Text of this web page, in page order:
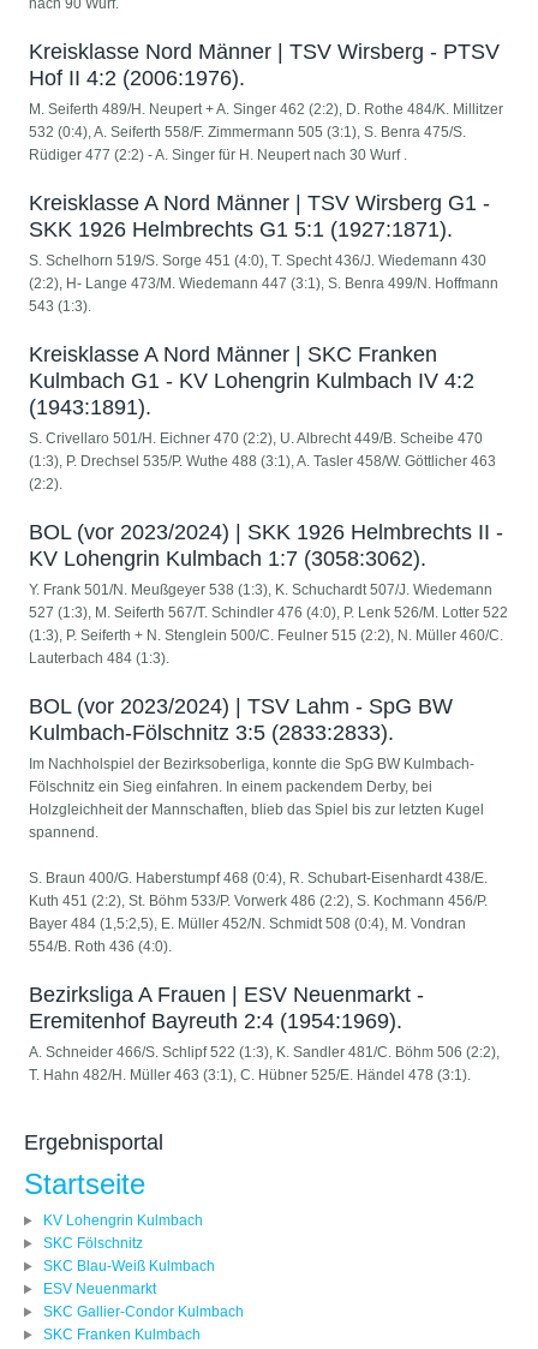
nach 90 Wurf.
Kreisklasse Nord Männer | TSV Wirsberg - PTSV
Hof II 4:2 (2006:1976).
M. Seiferth 489/H. Neupert + A. Singer 462 (2:2), D. Rothe 484/K. Millitzer
532 (0:4), A. Seiferth 558/F. Zimmermann 505 (3:1), S. Benra 475/S.
Rüdiger 477 (2:2) - A. Singer für H. Neupert nach 30 Wurf .
Kreisklasse A Nord Männer | TSV Wirsberg G1 -
SKK 1926 Helmbrechts G1 5:1 (1927:1871).
S. Schelhorn 519/S. Sorge 451 (4:0), T. Specht 436/J. Wiedemann 430
(2:2), H- Lange 473/M. Wiedemann 447 (3:1), S. Benra 499/N. Hoffmann
543 (1:3).
Kreisklasse A Nord Männer | SKC Franken
Kulmbach G1 - KV Lohengrin Kulmbach IV 4:2
(1943:1891).
S. Crivellaro 501/H. Eichner 470 (2:2), U. Albrecht 449/B. Scheibe 470
(1:3), P. Drechsel 535/P. Wuthe 488 (3:1), A. Tasler 458/W. Göttlicher 463
(2:2).
BOL (vor 2023/2024) | SKK 1926 Helmbrechts II -
KV Lohengrin Kulmbach 1:7 (3058:3062).
Y. Frank 501/N. Meußgeyer 538 (1:3), K. Schuchardt 507/J. Wiedemann
527 (1:3), M. Seiferth 567/T. Schindler 476 (4:0), P. Lenk 526/M. Lotter 522
(1:3), P. Seiferth + N. Stenglein 500/C. Feulner 515 (2:2), N. Müller 460/C.
Lauterbach 484 (1:3).
BOL (vor 2023/2024) | TSV Lahm - SpG BW
Kulmbach-Fölschnitz 3:5 (2833:2833).
Im Nachholspiel der Bezirksoberliga, konnte die SpG BW Kulmbach-
Fölschnitz ein Sieg einfahren. In einem packendem Derby, bei
Holzgleichheit der Mannschaften, blieb das Spiel bis zur letzten Kugel
spannend.
S. Braun 400/G. Haberstumpf 468 (0:4), R. Schubart-Eisenhardt 438/E.
Kuth 451 (2:2), St. Böhm 533/P. Vorwerk 486 (2:2), S. Kochmann 456/P.
Bayer 484 (1,5:2,5), E. Müller 452/N. Schmidt 508 (0:4), M. Vondran
554/B. Roth 436 (4:0).
Bezirksliga A Frauen | ESV Neuenmarkt -
Eremitenhof Bayreuth 2:4 (1954:1969).
A. Schneider 466/S. Schlipf 522 (1:3), K. Sandler 481/C. Böhm 506 (2:2),
T. Hahn 482/H. Müller 463 (3:1), C. Hübner 525/E. Händel 478 (3:1).
Ergebnisportal
Startseite
KV Lohengrin Kulmbach
SKC Fölschnitz
SKC Blau-Weiß Kulmbach
ESV Neuenmarkt
SKC Gallier-Condor Kulmbach
SKC Franken Kulmbach